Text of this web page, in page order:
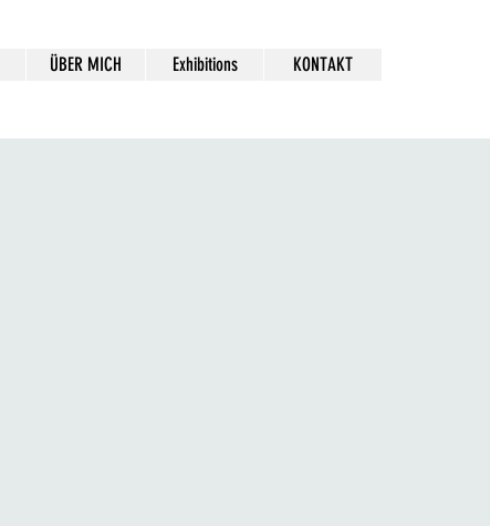
ÜBER MICH Exhibitions KONTAKT